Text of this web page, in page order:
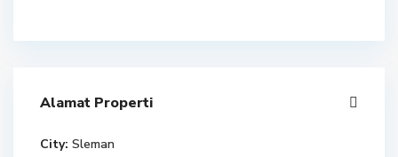
Alamat Properti
City: Sleman